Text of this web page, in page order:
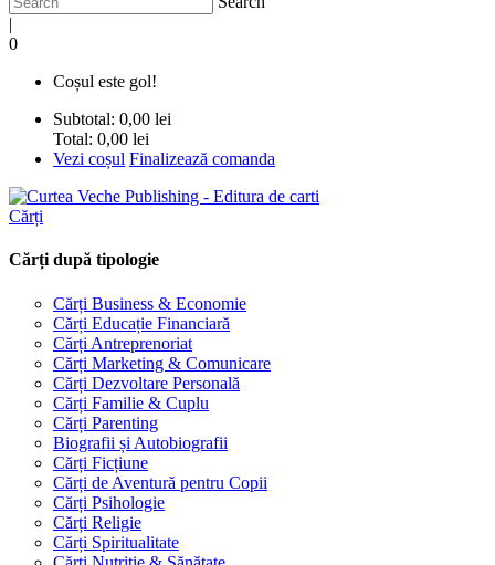
|
0
Coșul este gol!
Subtotal: 0,00 lei
Total: 0,00 lei
Vezi coșul Finalizează comanda
Cărți
Cărți după tipologie
Cărți Business & Economie
Cărți Educație Financiară
Cărți Antreprenoriat
Cărți Marketing & Comunicare
Cărți Dezvoltare Personală
Cărți Familie & Cuplu
Cărți Parenting
Biografii și Autobiografii
Cărți Ficțiune
Cărți de Aventură pentru Copii
Cărți Psihologie
Cărți Religie
Cărți Spiritualitate